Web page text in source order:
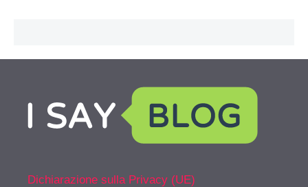
Dichiarazione sulla Privacy (UE)